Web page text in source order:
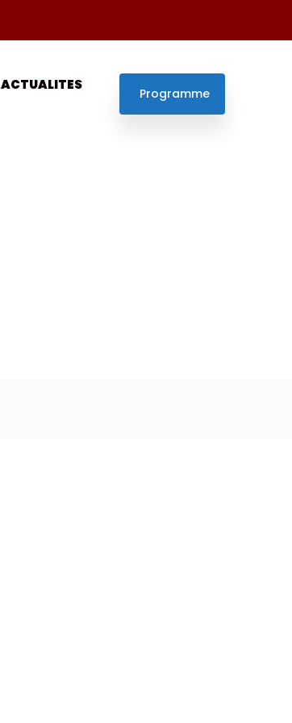
ACTUALITES
Programme